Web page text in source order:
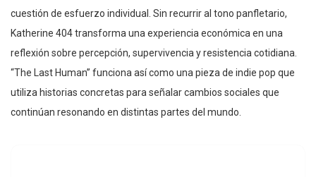
cuestión de esfuerzo individual. Sin recurrir al tono panfletario,
Katherine 404 transforma una experiencia económica en una
reflexión sobre percepción, supervivencia y resistencia cotidiana.
“The Last Human” funciona así como una pieza de indie pop que
utiliza historias concretas para señalar cambios sociales que
continúan resonando en distintas partes del mundo.